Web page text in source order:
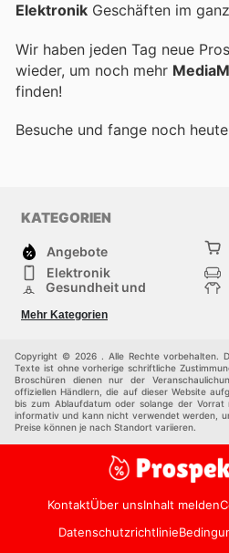
Elektronik Geschäften im
Wir haben jeden Tag neue
wieder, um noch mehr
finden!
Besuche und fange noch
KATEGORIEN
Angebote
Elektronik
Gesundheit und
Sportartikel und
Sportbekleidung
Einkaufzentren
Mehr Kategorien
Copyright © 2026 . Alle Rechte vorbehalten.
Texte ist ohne vorherige schriftliche
Broschüren dienen nur der
offiziellen Händlern, die auf dieser Website
bis zum Ablaufdatum oder solange der
informativ und kann nicht verwendet werden,
Preise können je nach Standort variieren.
KontaktÜber unsInhalt melden
Datenschutzrichtlinie